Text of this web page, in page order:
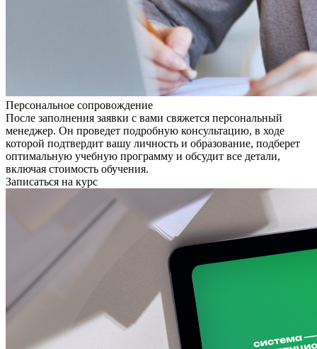
Персональное сопровождение
После заполнения заявки с вами свяжется персональный
менеджер. Он проведет подробную консультацию, в ходе
которой подтвердит вашу личность и образование, подберет
оптимальную учебную программу и обсудит все детали,
включая стоимость обучения.
Записаться на курс